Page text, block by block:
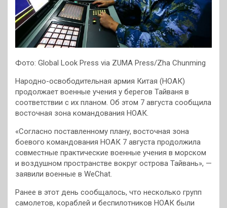
Фото: Global Look Press via ZUMA Press/Zha Chunming
Народно-освободительная армия Китая (НОАК)
продолжает военные учения у берегов Тайваня в
соответствии с их планом. Об этом 7 августа сообщила
восточная зона командования НОАК.
«Согласно поставленному плану, восточная зона
боевого командования НОАК 7 августа продолжила
совместные практические военные учения в морском
и воздушном пространстве вокруг острова Тайвань», —
заявили военные в WeChat.
Ранее в этот день сообщалось, что несколько групп
самолетов, кораблей и беспилотников НОАК были